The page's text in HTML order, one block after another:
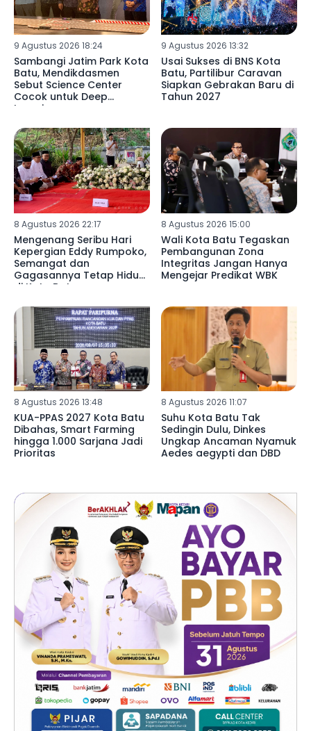
9 Agustus 2026 18:24
Sambangi Jatim Park Kota
Batu, Mendikdasmen
Sebut Science Center
Cocok untuk Deep
Learning
9 Agustus 2026 13:32
Usai Sukses di BNS Kota
Batu, Partilibur Caravan
Siapkan Gebrakan Baru di
Tahun 2027
8 Agustus 2026 22:17
Mengenang Seribu Hari
Kepergian Eddy Rumpoko,
Semangat dan
Gagasannya Tetap Hidup
di Kota Batu
8 Agustus 2026 15:00
Wali Kota Batu Tegaskan
Pembangunan Zona
Integritas Jangan Hanya
Mengejar Predikat WBK
8 Agustus 2026 13:48
KUA-PPAS 2027 Kota Batu
Dibahas, Smart Farming
hingga 1.000 Sarjana Jadi
Prioritas
8 Agustus 2026 11:07
Suhu Kota Batu Tak
Sedingin Dulu, Dinkes
Ungkap Ancaman Nyamuk
Aedes aegypti dan DBD